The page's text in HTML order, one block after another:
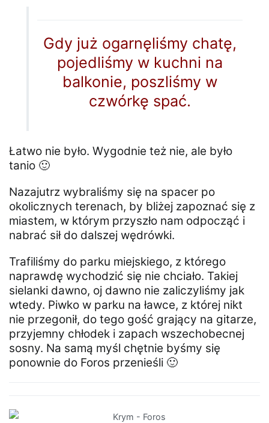
Gdy już ogarnęliśmy chatę,
pojedliśmy w kuchni na
balkonie, poszliśmy w
czwórkę spać.
Łatwo nie było. Wygodnie też nie, ale było
tanio 🙂
Nazajutrz wybraliśmy się na spacer po
okolicznych terenach, by bliżej zapoznać się z
miastem, w którym przyszło nam odpocząć i
nabrać sił do dalszej wędrówki.
Trafiliśmy do parku miejskiego, z którego
naprawdę wychodzić się nie chciało. Takiej
sielanki dawno, oj dawno nie zaliczyliśmy jak
wtedy. Piwko w parku na ławce, z której nikt
nie przegonił, do tego gość grający na gitarze,
przyjemny chłodek i zapach wszechobecnej
sosny. Na samą myśl chętnie byśmy się
ponownie do Foros przenieśli 🙂